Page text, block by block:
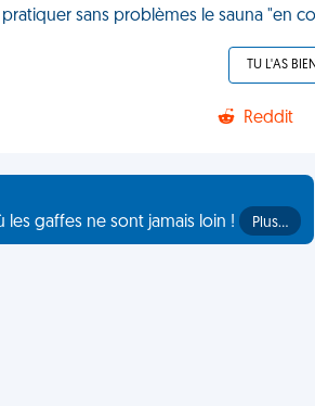
sans problèmes le sauna "en
TU L'AS
Reddit
les gaffes ne sont jamais loin !
Plus…